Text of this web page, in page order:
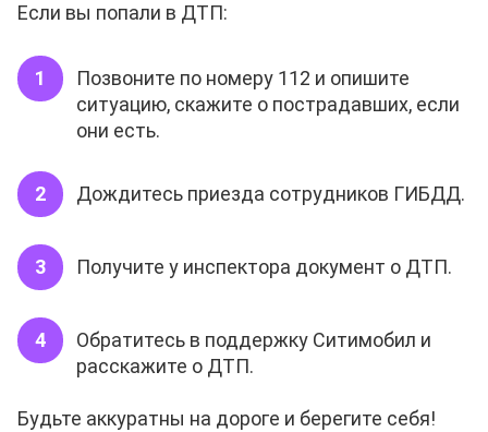
Если вы попали в ДТП:
Позвоните по номеру 112 и опишите
ситуацию, скажите о пострадавших, если
они есть.
Дождитесь приезда сотрудников ГИБДД.
Получите у инспектора документ о ДТП.
Обратитесь в поддержку Ситимобил и
расскажите о ДТП.
Будьте аккуратны на дороге и берегите себя!